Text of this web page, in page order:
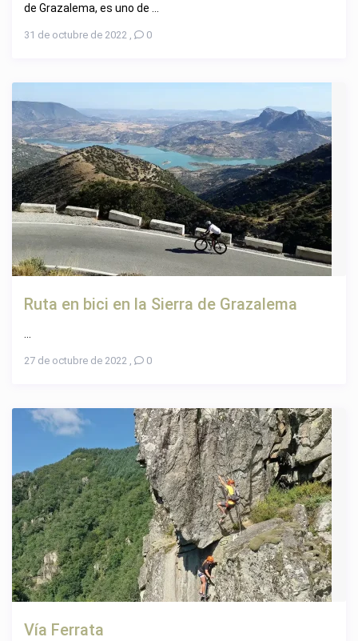
de Grazalema, es uno de ...
31 de octubre de 2022 , 0
Ruta en bici en la Sierra de Grazalema
27 de octubre de 2022 , 0
Vía Ferrata